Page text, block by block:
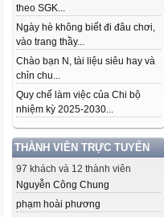
theo SGK...
Ngày hè không biết đi đâu chơi,
vào trang thầy...
Chào bạn N, tài liệu siêu hay và
chỉn chu...
Quy chế làm việc của Chi bộ
nhiệm kỳ 2025-2030...
THÀNH VIÊN TRỰC TUYẾN
97 khách và 12 thành viên
Nguyễn Công Chung
phạm hoài phương